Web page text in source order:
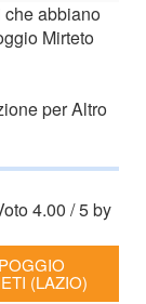
abbiano
Mirteto
per Altro
4.00 /5by
(LAZIO)